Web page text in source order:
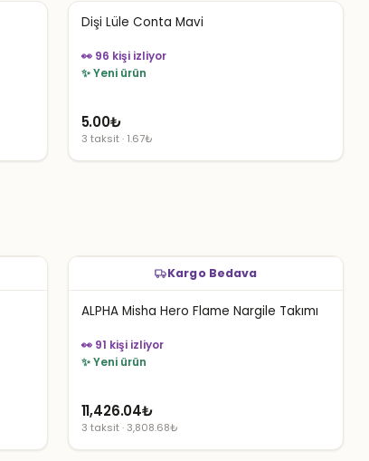
Dişi Lüle Conta Mavi
👀 96 kişi izliyor
✨ Yeni ürün
5.00₺
3 taksit · 1.67₺
Kargo Bedava
ALPHA Misha Hero Flame Nargile Takımı
👀 91 kişi izliyor
✨ Yeni ürün
11,426.04₺
3 taksit · 3,808.68₺